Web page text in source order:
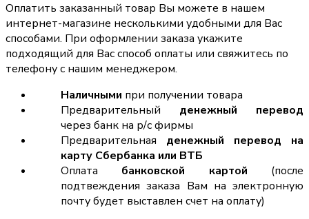
Оплатить заказанный товар Вы можете в нашем
интернет-магазине несколькими удобными для Вас
способами. При оформлении заказа укажите
подходящий для Вас способ оплаты или свяжитесь по
телефону с нашим менеджером.
Наличными при получении товара
Предварительный денежный перевод
через банк на р/с фирмы
Предварительная денежный перевод на
карту Сбербанка или ВТБ
Оплата банковской картой (после
подтвеждения заказа Вам на электронную
почту будет выставлен счет на оплату)